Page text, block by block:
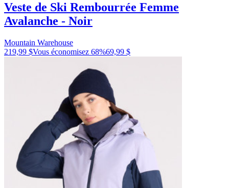
Veste de Ski Rembourrée Femme
Avalanche - Noir
Mountain Warehouse
219,99 $Vous économisez 68%69,99 $